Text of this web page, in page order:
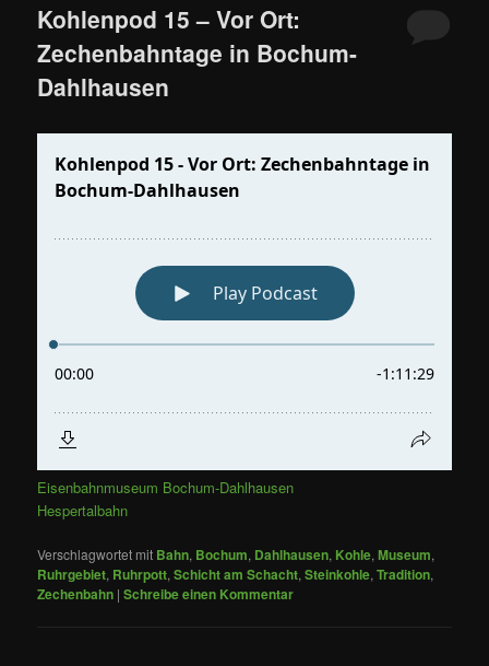
Kohlenpod 15 – Vor Ort:
Zechenbahntage in Bochum-
Dahlhausen
Eisenbahnmuseum Bochum-Dahlhausen
Hespertalbahn
Verschlagwortet mit Bahn, Bochum, Dahlhausen, Kohle,Museum,
Ruhrgebiet, Ruhrpott,Schicht am Schacht,Steinkohle,Tradition,
Zechenbahn |Schreibe einen Kommentar